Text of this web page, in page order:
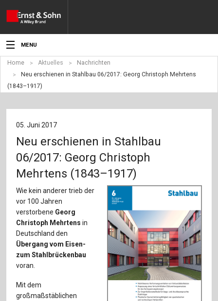
MENU
Aktuelles
Veranstaltungen
Angebote
Produkte
Werben
Service
Für Autor:innen
Verlag
Sprache / Language: DE Sprache / Language: EN
Home Aktuelles
Nachrichten
Neu erschienen in Stahlbau 06/2017: Georg Christoph Mehrtens
(1843–1917)
05. Juni 2017
Neu erschienen in Stahlbau
06/2017: Georg Christoph
Mehrtens (1843–1917)
Wie kein anderer trieb der
vor 100 Jahren
verstorbene Georg
Christoph Mehrtens in
Deutschland den
Übergang vom Eisen-
zum Stahlbrückenbau
voran.
Mit dem
großmaßstäblichen